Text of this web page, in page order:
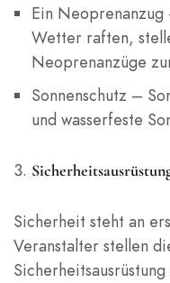
Ein
Wetter raften,
Neoprenanzüge
Sonnenschutz –
und wasserfeste
Sicherheit steht an
Veranstalter stellen